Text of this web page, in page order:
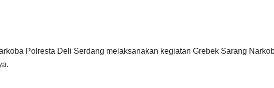
Polresta Deli Serdang melaksanakan kegiatan Grebek Sarang